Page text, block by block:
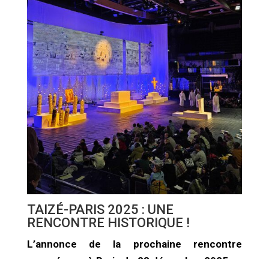
TAIZÉ-PARIS 2025 : UNE
RENCONTRE HISTORIQUE !
L’annonce de la prochaine rencontre